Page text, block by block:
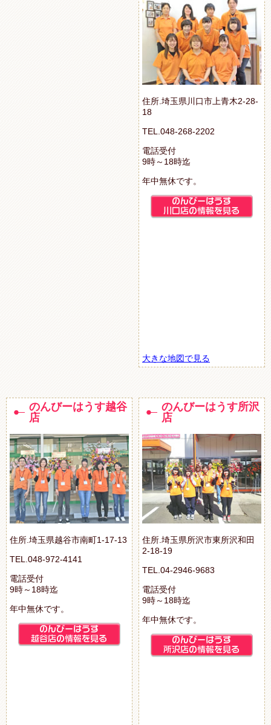
住所.埼玉県川口市上青木2-28-
18
TEL.048-268-2202
電話受付
9時～18時迄
年中無休です。
大きな地図で見る
のんびーはうす越谷
店
住所.埼玉県越谷市南町1-17-13
TEL.048-972-4141
電話受付
9時～18時迄
年中無休です。
のんびーはうす所沢
店
住所.埼玉県所沢市東所沢和田
2-18-19
TEL.04-2946-9683
電話受付
9時～18時迄
年中無休です。